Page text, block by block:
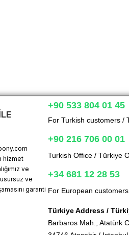
hizmet
ve
ve
garanti
+90 533 804 01 45
For Turkish customers /
+90 216 706 00 01
Turkish Office / Türkiye
+34 681 12 28 53
For European
Türkiye Address /
Barbaros Mah., Atatürk